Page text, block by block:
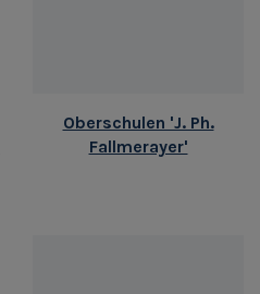
Oberschulen 'J. Ph.
Fallmerayer'